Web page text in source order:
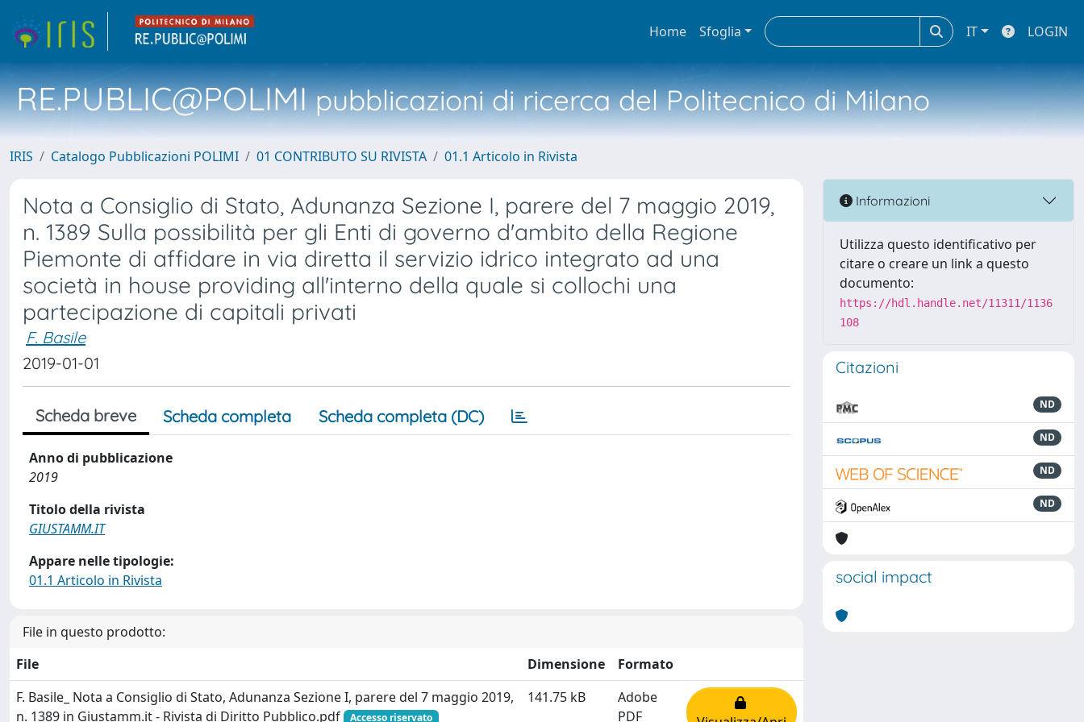
Home Sfoglia IT LOGIN
RE.PUBLIC@POLIMIpubblicazioni di ricerca del Politecnico di Milano
IRIS Catalogo Pubblicazioni POLIMI 01 CONTRIBUTO SU RIVISTA 01.1 Articolo in Rivista
Nota a Consiglio di Stato, Adunanza Sezione I, parere del 7 maggio 2019,
n. 1389 Sulla possibilità per gli Enti di governo d'ambito della Regione
Piemonte di affidare in via diretta il servizio idrico integrato ad una
società in house providing all'interno della quale si collochi una
partecipazione di capitali privati
F. Basile
2019-01-01
Scheda breve Scheda completa Scheda completa (DC)
Anno di pubblicazione
2019
Titolo della rivista
GIUSTAMM.IT
Appare nelle tipologie:
01.1 Articolo in Rivista
File in questo prodotto:
File
Dimensione
Formato
F. Basile_ Nota a Consiglio di Stato, Adunanza Sezione I, parere del 7 maggio 2019,
n. 1389 in Giustamm.it - Rivista di Diritto Pubblico.pdf
Accesso riservato
141.75 kB
Adobe
PDF
Informazioni
Utilizza questo identificativo per
citare o creare un link a questo
documento:
https://hdl.handle.net/11311/1136
108
Citazioni
ND
ND
ND
ND
social impact